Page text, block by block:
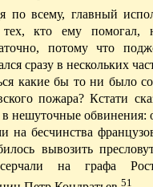
по всему, главный
тех, кто ему
потому что
сразу в нескольких
какиебы то ни было
пожара? Кстати
нешуточные обвинения:
бесчинства
вывозить
серчали на графа
51